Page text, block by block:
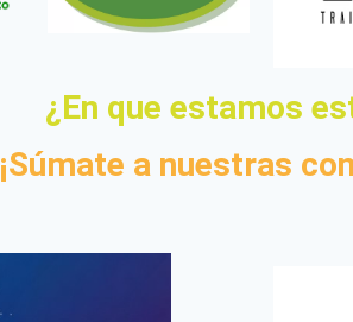
¿En que estamos
¡Súmate a nuestras